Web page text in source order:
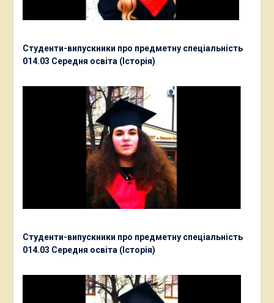
Студенти-випускники про предметну спеціальність
014.03 Середня освіта (Історія)
Студенти-випускники про предметну спеціальність
014.03 Середня освіта (Історія)